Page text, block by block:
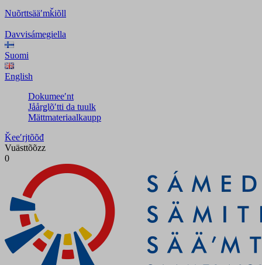
Nuõrttsääʹmǩiõll
Davvisámegiella
Suomi
English
Dokumeeʹnt
Jåårǥlõʹtti da tuulk
Mättmateriaalkaupp
Ǩeeʹrjtõõđ
Vuästtõõzz
0